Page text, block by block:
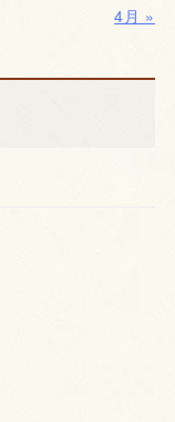
4月 »